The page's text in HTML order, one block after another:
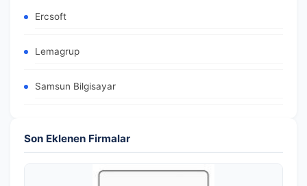
Ercsoft
Lemagrup
Samsun Bilgisayar
Son Eklenen Firmalar